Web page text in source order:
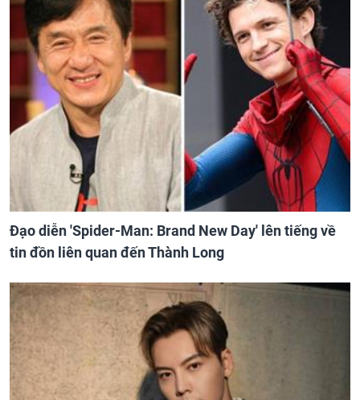
Đạo diễn 'Spider-Man: Brand New Day' lên tiếng về
tin đồn liên quan đến Thành Long